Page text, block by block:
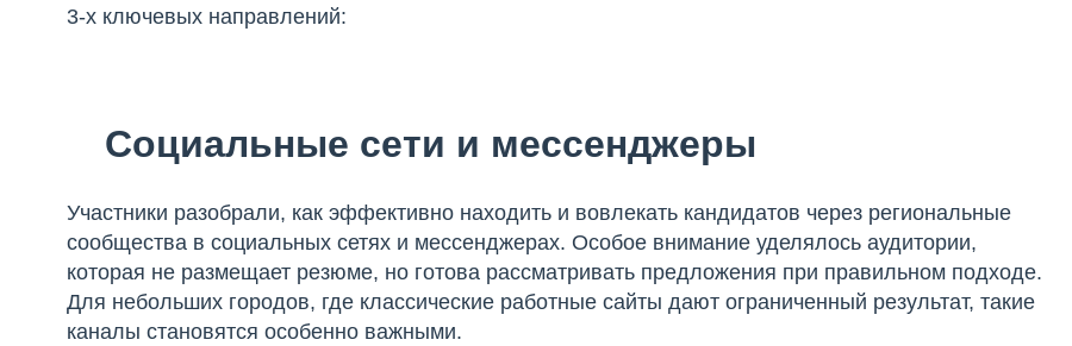
3-х ключевых направлений:
Социальные сети и мессенджеры
Участники разобрали, как эффективно находить и вовлекать кандидатов через региональные
сообщества в социальных сетях и мессенджерах. Особое внимание уделялось аудитории,
которая не размещает резюме, но готова рассматривать предложения при правильном подходе.
Для небольших городов, где классические работные сайты дают ограниченный результат, такие
каналы становятся особенно важными.